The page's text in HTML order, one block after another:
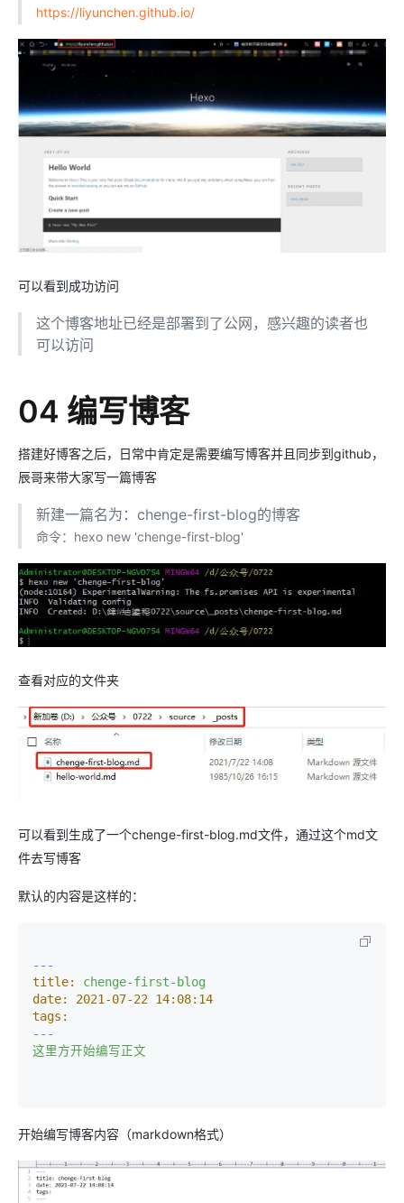
https://liyunchen.github.io/
可以看到成功访问
这个博客地址已经是部署到了公网，感兴趣的读者也
可以访问
04 编写博客
搭建好博客之后，日常中肯定是需要编写博客并且同步到github，
辰哥来带大家写一篇博客
新建一篇名为：chenge-first-blog的博客
命令：hexo new 'chenge-first-blog'
查看对应的文件夹
可以看到生成了一个chenge-first-blog.md文件，通过这个md文
件去写博客
默认的内容是这样的：
---
title:
chenge-first-blog
date:
2021-07-22 14:08:14
tags:
---
这里方开始编写正文
开始编写博客内容（markdown格式）